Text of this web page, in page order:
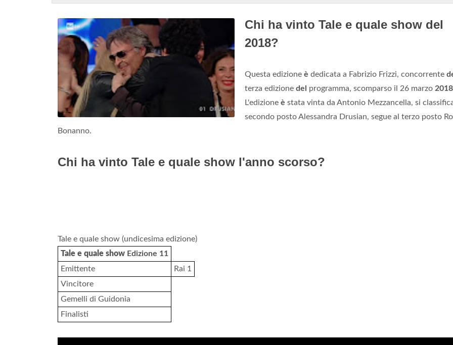
Chi ha vinto Tale e quale show del
2018?
Questa edizione è dedicata a Fabrizio Frizzi, concorrente
terza edizione del programma, scomparso il 26 marzo 2018
L'edizione è stata vinta da Antonio Mezzancella, si
secondo posto Alessandra Drusian, segue al terzo posto
Bonanno.
Chi ha vinto Tale e quale show l'anno scorso?
Tale e quale show (undicesima edizione)
Tale e quale show Edizione 11
Emittente
Rai 1
Vincitore
Gemelli di Guidonia
Finalisti